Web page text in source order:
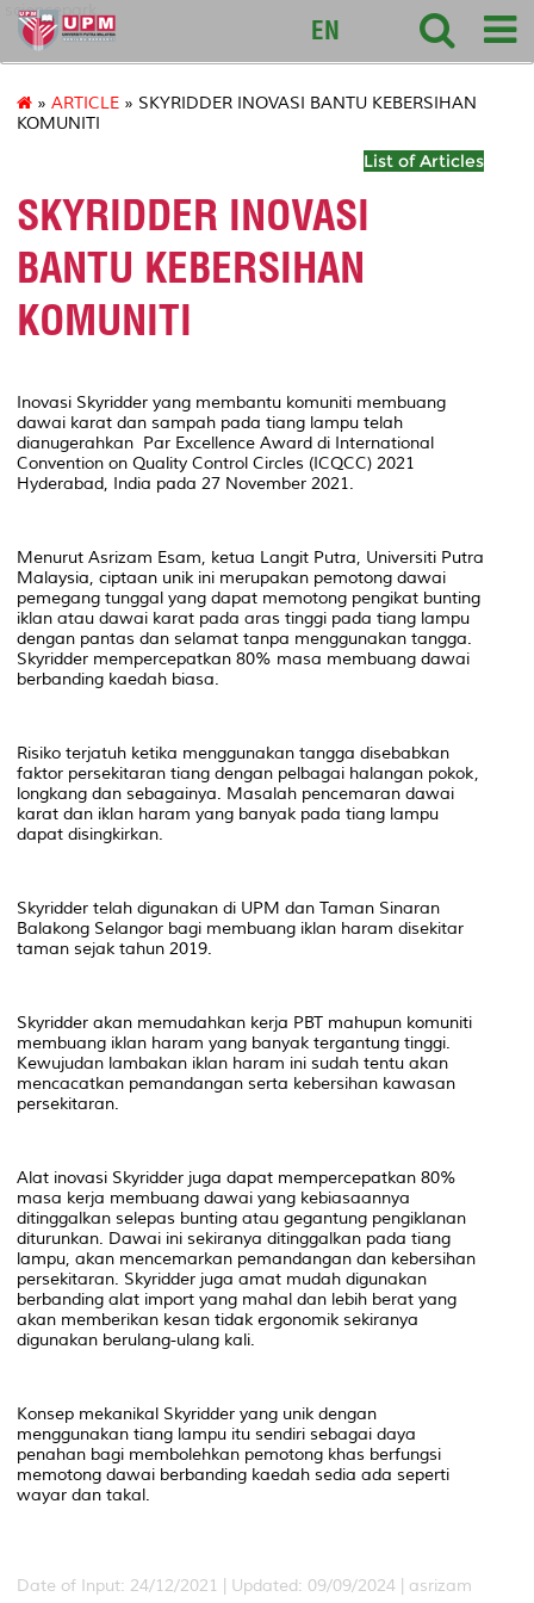
sciencepark
EN
» ARTICLE » SKYRIDDER INOVASI BANTU KEBERSIHAN
KOMUNITI
List of Articles
SKYRIDDER INOVASI
BANTU KEBERSIHAN
KOMUNITI
Inovasi Skyridder yang membantu komuniti membuang
dawai karat dan sampah pada tiang lampu telah
dianugerahkan Par Excellence Award di International
Convention on Quality Control Circles (ICQCC) 2021
Hyderabad, India pada 27 November 2021.
Menurut Asrizam Esam, ketua Langit Putra, Universiti Putra
Malaysia, ciptaan unik ini merupakan pemotong dawai
pemegang tunggal yang dapat memotong pengikat bunting
iklan atau dawai karat pada aras tinggi pada tiang lampu
dengan pantas dan selamat tanpa menggunakan tangga.
Skyridder mempercepatkan 80% masa membuang dawai
berbanding kaedah biasa.
Risiko terjatuh ketika menggunakan tangga disebabkan
faktor persekitaran tiang dengan pelbagai halangan pokok,
longkang dan sebagainya. Masalah pencemaran dawai
karat dan iklan haram yang banyak pada tiang lampu
dapat disingkirkan.
Skyridder telah digunakan di UPM dan Taman Sinaran
Balakong Selangor bagi membuang iklan haram disekitar
taman sejak tahun 2019.
Skyridder akan memudahkan kerja PBT mahupun komuniti
membuang iklan haram yang banyak tergantung tinggi.
Kewujudan lambakan iklan haram ini sudah tentu akan
mencacatkan pemandangan serta kebersihan kawasan
persekitaran.
Alat inovasi Skyridder juga dapat mempercepatkan 80%
masa kerja membuang dawai yang kebiasaannya
ditinggalkan selepas bunting atau gegantung pengiklanan
diturunkan. Dawai ini sekiranya ditinggalkan pada tiang
lampu, akan mencemarkan pemandangan dan kebersihan
persekitaran. Skyridder juga amat mudah digunakan
berbanding alat import yang mahal dan lebih berat yang
akan memberikan kesan tidak ergonomik sekiranya
digunakan berulang-ulang kali.
Konsep mekanikal Skyridder yang unik dengan
menggunakan tiang lampu itu sendiri sebagai daya
penahan bagi membolehkan pemotong khas berfungsi
memotong dawai berbanding kaedah sedia ada seperti
wayar dan takal.
Date of Input: 24/12/2021 | Updated: 09/09/2024 | asrizam